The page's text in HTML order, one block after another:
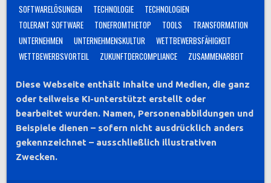
SOFTWARELÖSUNGEN
TECHNOLOGIE
TECHNOLOGIEN
TOLERANT SOFTWARE
TONEFROMTHETOP TOOLS
TRANSFORMATION
UNTERNEHMEN
UNTERNEHMENSKULTUR
WETTBEWERBSFÄHIGKEIT
WETTBEWERBSVORTEIL
ZUKUNFTDERCOMPLIANCE ZUSAMMENARBEIT
Diese Webseite enthält Inhalte und Medien, die ganz
oder teilweise KI-unterstützt erstellt oder
bearbeitet wurden. Namen, Personenabbildungen und
Beispiele dienen – sofern nicht ausdrücklich anders
gekennzeichnet – ausschließlich illustrativen
Zwecken.